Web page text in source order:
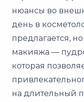
нюансы во
день в
предлагается,
макияжа —
которая
на длительный